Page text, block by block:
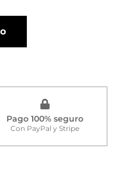
Pago 100% seguro
Con PayPal y Stripe